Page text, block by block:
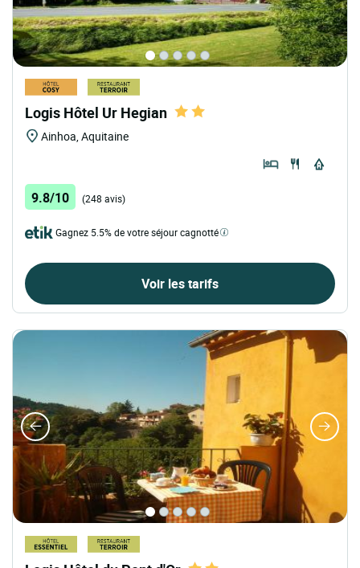
Logis Hôtel Ur Hegian
Ainhoa, Aquitaine
9.8/10 (248 avis)
Gagnez 5.5% de votre séjour cagnotté
Voir les tarifs